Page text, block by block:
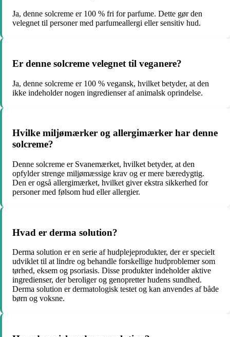
Ja, denne solcreme er 100 % fri for parfume. Dette gør den
velegnet til personer med parfumeallergi eller sensitiv hud.
Er denne solcreme velegnet til veganere?
Ja, denne solcreme er 100 % vegansk, hvilket betyder, at den
ikke indeholder nogen ingredienser af animalsk oprindelse.
Hvilke miljømærker og allergimærker har denne
solcreme?
Denne solcreme er Svanemærket, hvilket betyder, at den
opfylder strenge miljømæssige krav og er mere bæredygtig.
Den er også allergimærket, hvilket giver ekstra sikkerhed for
personer med følsom hud eller allergier.
Hvad er derma solution?
Derma solution er en serie af hudplejeprodukter, der er specielt
udviklet til at lindre og behandle forskellige hudproblemer som
tørhed, eksem og psoriasis. Disse produkter indeholder aktive
ingredienser, der beroliger og genopretter hudens sundhed.
Derma solution er dermatologisk testet og kan anvendes af både
børn og voksne.